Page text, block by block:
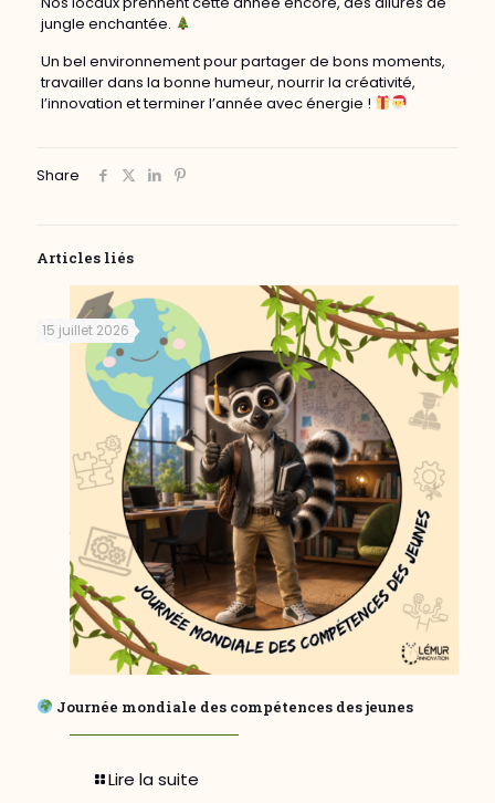
jungle enchantée.
Un bel environnement pour partager de bons moments,
travailler dans la bonne humeur, nourrir la créativité,
l’innovation et terminer l’année avec énergie !
Share
Articles liés
15 juillet 2026
Journée mondiale des compétences des jeunes
Lire la suite